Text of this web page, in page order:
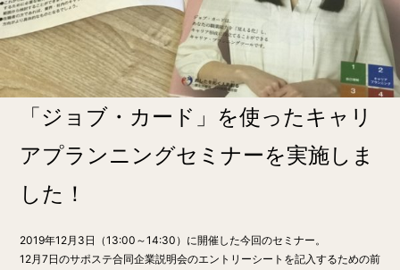
「ジョブ・カード」を使ったキャリ
アプランニングセミナーを実施しま
した！
2019年12月3日（13:00～14:30）に開催した今回のセミナー。
12月7日のサポステ合同企業説明会のエントリーシートを記入するための前